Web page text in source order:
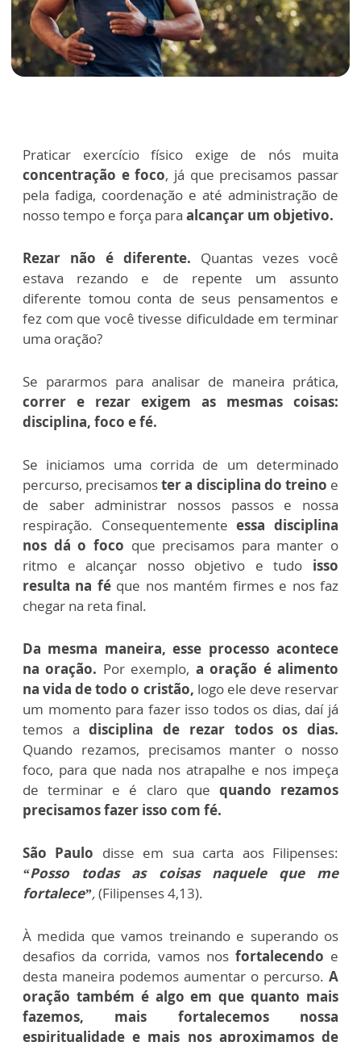
Praticar exercício físico exige de nós muita
concentração e foco, já que precisamos passar
pela fadiga, coordenação e até administração de
nosso tempo e força para alcançar um objetivo.
Rezar não é diferente. Quantas vezes você
estava rezando e de repente um assunto
diferente tomou conta de seus pensamentos e
fez com que você tivesse dificuldade em terminar
uma oração?
Se pararmos para analisar de maneira prática,
correr e rezar exigem as mesmas coisas:
disciplina, foco e fé.
Se iniciamos uma corrida de um determinado
percurso, precisamoster a disciplina do treino e
de saber administrar nossos passos e nossa
respiração. Consequentementeessa disciplina
nos dá o foco que precisamos para manter o
ritmo e alcançar nosso objetivo e tudo isso
resulta na fé que nos mantém firmes e nos faz
chegar na reta final.
Da mesma maneira, esse processo acontece
na oração. Por exemplo, a oração é alimento
na vida de todo o cristão, logo ele deve reservar
um momento para fazer isso todos os dias, daí já
temos adisciplina de rezar todos os dias.
Quando rezamos, precisamos manter o nosso
foco, para que nada nos atrapalhe e nos impeça
de terminar e é claro que quando rezamos
precisamos fazer isso com fé.
São Paulo disse em sua carta aos Filipenses:
“Posso todas as coisas naquele que me
fortalece”,(Filipenses 4,13).
À medida que vamos treinando e superando os
desafios da corrida, vamos nos fortalecendo e
desta maneira podemos aumentar o percurso. A
oração também é algo em que quanto mais
fazemos, mais fortalecemos nossa
espiritualidade e mais nos aproximamos de